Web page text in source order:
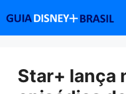
conteúdo
Star+ lança